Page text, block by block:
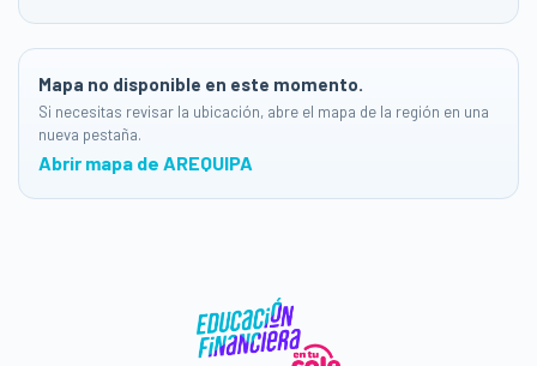
Mapa no disponible en este momento.
Si necesitas revisar la ubicación, abre el mapa de la región en una
nueva pestaña.
Abrir mapa de AREQUIPA